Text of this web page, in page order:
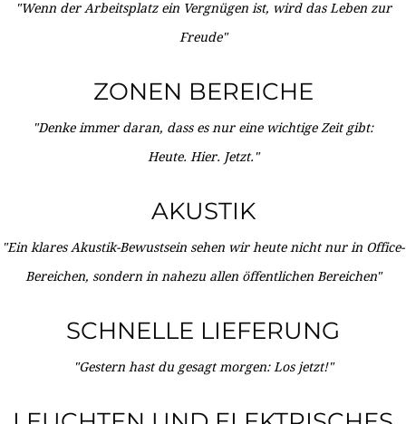
"Wenn der Arbeitsplatz ein Vergnügen ist, wird das Leben zur
Freude"
ZONEN BEREICHE
"Denke immer daran, dass es nur eine wichtige Zeit gibt:
Heute. Hier. Jetzt."
AKUSTIK
"Ein klares Akustik-Bewustsein sehen wir heute nicht nur in Office-
Bereichen, sondern in nahezu allen öffentlichen Bereichen"
SCHNELLE LIEFERUNG
"Gestern hast du gesagt morgen: Los jetzt!"